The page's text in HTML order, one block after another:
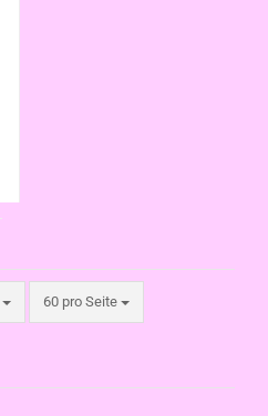
60 pro Seite
pro Seite